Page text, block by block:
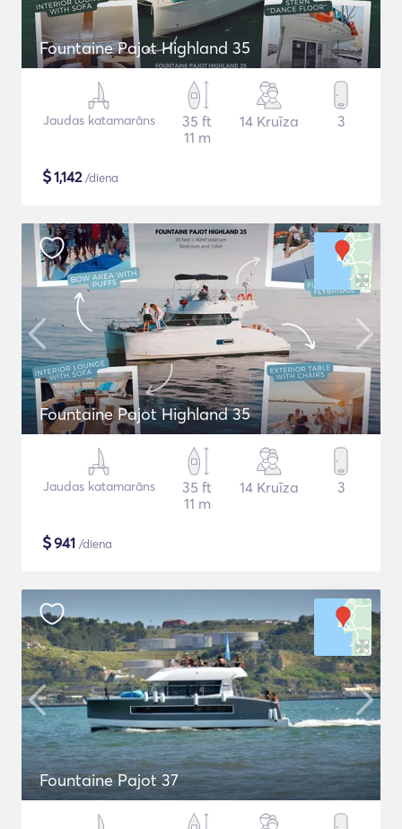
Fountaine Pajot Highland 35
Jaudas katamarāns
35 ft
11 m
14 Kruīza 3
$1,142/diena
Fountaine Pajot Highland 35
Jaudas katamarāns
35 ft
11 m
14 Kruīza 3
$941 /diena
Fountaine Pajot 37